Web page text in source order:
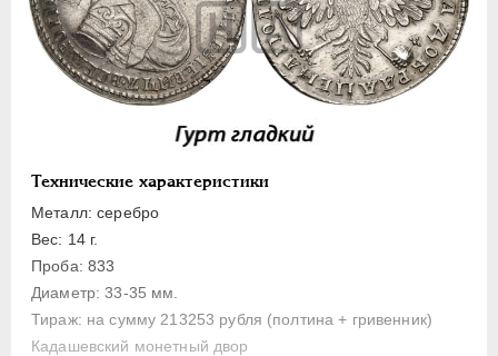
Технические характеристики
Металл: серебро
Вес: 14 г.
Проба: 833
Диаметр: 33-35 мм.
Тираж: на сумму 213253 рубля (полтина + гривенник)
Кадашевский монетный двор
Алтын(ник)
1 копейка
Монетовидные жетоны
ЕКАТЕРИНА I
ПЕТР II 1727-1729
АННА ИОАННОВНА
ИОАНН АНТОНОВИЧ 1740-1741